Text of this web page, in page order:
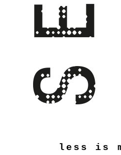
less is